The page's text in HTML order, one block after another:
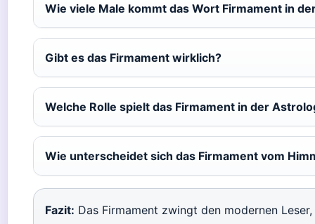
Wie viele Male kommt das Wort Firmament in
Gibt es das Firmament wirklich?
Welche Rolle spielt das Firmament in der
Wie unterscheidet sich das Firmament vom
Fazit: Das Firmament zwingt den modernen